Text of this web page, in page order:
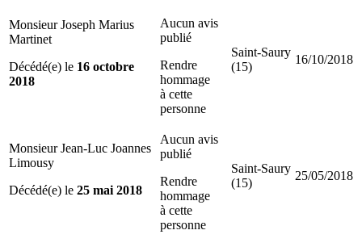
Monsieur Joseph Marius
Martinet
Décédé(e) le 16 octobre
2018
Aucun avis
publié
Rendre
hommage
à cette
personne
Saint-Saury
(15)
16/10/2018
Monsieur Jean-Luc Joannes
Limousy
Décédé(e) le 25 mai 2018
Aucun avis
publié
Rendre
hommage
à cette
personne
Saint-Saury
(15)
25/05/2018